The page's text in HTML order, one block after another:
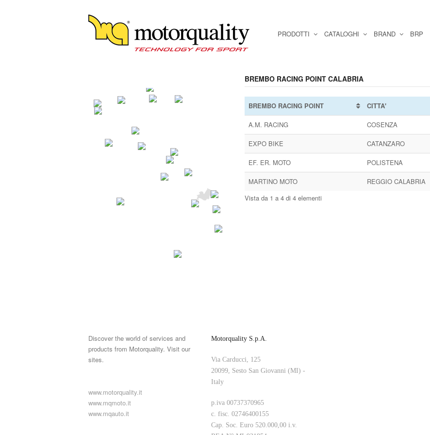
PRODOTTI CATALOGHI BRAND BRP
BREMBO RACING POINT CALABRIA
BREMBO RACING POINT CITTA'
A.M. RACING COSENZA
EXPO BIKE CATANZARO
EF. ER. MOTO POLISTENA
MARTINO MOTO REGGIO CALABRIA
Vista da 1 a 4 di 4 elementi
Discover the world of services and
products from Motorquality. Visit our
sites.
www.motorquality.it
www.mqmoto.it
www.mqauto.it
Motorquality S.p.A.
Via Carducci, 125
20099, Sesto San Giovanni (MI) -
Italy
p.iva 00737370965
c. fisc. 02746400155
Cap. Soc. Euro 520.000,00 i.v.